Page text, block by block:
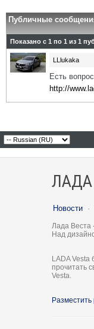
Публичные
Показано с 1 по 1 из 1
LLlukaka
Есть
http://
ЛАДА
Новости ·
Лада Веста
Над
LADA
прочитать
Vesta.
Разместить